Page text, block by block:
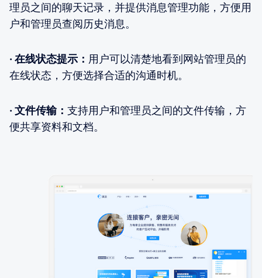
理员之间的聊天记录，并提供消息管理功能，方便用
户和管理员查阅历史消息。
· 在线状态提示： 用户可以清楚地看到网站管理员的
在线状态，方便选择合适的沟通时机。
· 文件传输： 支持用户和管理员之间的文件传输，方
便共享资料和文档。